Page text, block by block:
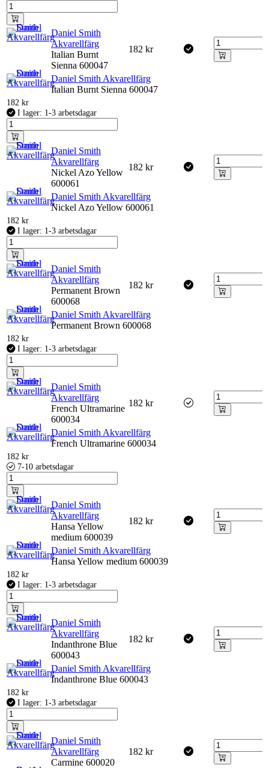
Daniel Smith
Akvarellfärg
Italian Burnt
Sienna 600047
182 kr
Daniel Smith Akvarellfärg
Italian Burnt Sienna 600047
182 kr
I lager: 1-3 arbetsdagar
Daniel Smith
Akvarellfärg
Nickel Azo Yellow
600061
182 kr
Daniel Smith Akvarellfärg
Nickel Azo Yellow 600061
182 kr
I lager: 1-3 arbetsdagar
Daniel Smith
Akvarellfärg
Permanent Brown
600068
182 kr
Daniel Smith Akvarellfärg
Permanent Brown 600068
182 kr
I lager: 1-3 arbetsdagar
Daniel Smith
Akvarellfärg
French Ultramarine
600034
182 kr
Daniel Smith Akvarellfärg
French Ultramarine 600034
182 kr
7-10 arbetsdagar
Daniel Smith
Akvarellfärg
Hansa Yellow
medium 600039
182 kr
Daniel Smith Akvarellfärg
Hansa Yellow medium 600039
182 kr
I lager: 1-3 arbetsdagar
Daniel Smith
Akvarellfärg
Indanthrone Blue
600043
182 kr
Daniel Smith Akvarellfärg
Indanthrone Blue 600043
182 kr
I lager: 1-3 arbetsdagar
Daniel Smith
Akvarellfärg
Carmine 600020
182 kr